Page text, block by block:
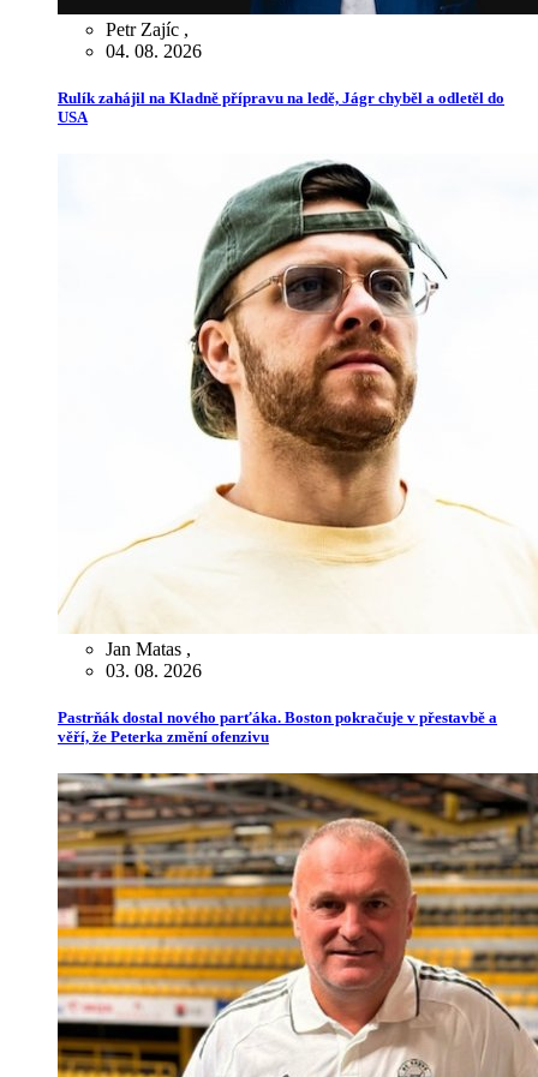
Petr Zajíc ,
04. 08. 2026
Rulík zahájil na Kladně přípravu na ledě, Jágr chyběl a odletěl do
USA
Jan Matas ,
03. 08. 2026
Pastrňák dostal nového parťáka. Boston pokračuje v přestavbě a
věří, že Peterka změní ofenzivu